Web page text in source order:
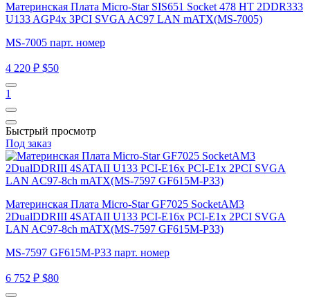
Материнская Плата Micro-Star SIS651 Socket 478 HT 2DDR333
U133 AGP4x 3PCI SVGA AC97 LAN mATX(MS-7005)
MS-7005 парт. номер
4 220 ₽ $50
1
Быстрый просмотр
Под заказ
Материнская Плата Micro-Star GF7025 SocketAM3
2DualDDRIII 4SATAII U133 PCI-E16x PCI-E1x 2PCI SVGA
LAN AC97-8ch mATX(MS-7597 GF615M-P33)
MS-7597 GF615M-P33 парт. номер
6 752 ₽ $80